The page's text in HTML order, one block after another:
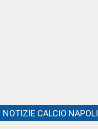
NOTIZIE CALCIO NAPOLI